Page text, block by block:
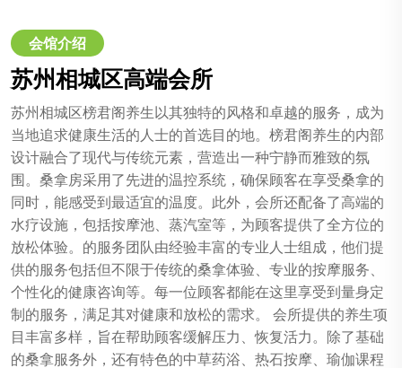
会馆介绍
苏州相城区高端会所
苏州相城区榜君阁养生以其独特的风格和卓越的服务，成为
当地追求健康生活的人士的首选目的地。榜君阁养生的内部
设计融合了现代与传统元素，营造出一种宁静而雅致的氛
围。桑拿房采用了先进的温控系统，确保顾客在享受桑拿的
同时，能感受到最适宜的温度。此外，会所还配备了高端的
水疗设施，包括按摩池、蒸汽室等，为顾客提供了全方位的
放松体验。的服务团队由经验丰富的专业人士组成，他们提
供的服务包括但不限于传统的桑拿体验、专业的按摩服务、
个性化的健康咨询等。每一位顾客都能在这里享受到量身定
制的服务，满足其对健康和放松的需求。 会所提供的养生项
目丰富多样，旨在帮助顾客缓解压力、恢复活力。除了基础
的桑拿服务外，还有特色的中草药浴、热石按摩、瑜伽课程